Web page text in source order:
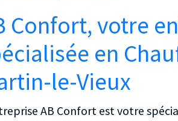
Confort, votre
en
le-Vieux
AB Confort est votre